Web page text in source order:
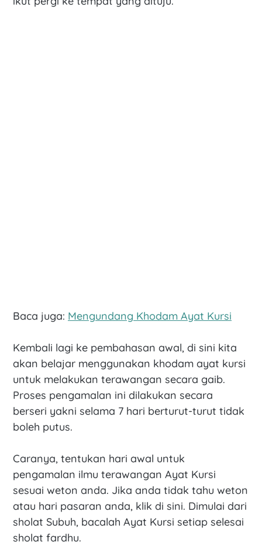
Baca juga: Mengundang Khodam Ayat Kursi
Kembali lagi ke pembahasan awal, di sini kita
akan belajar menggunakan khodam ayat kursi
untuk melakukan terawangan secara gaib.
Proses pengamalan ini dilakukan secara
berseri yakni selama 7 hari berturut-turut tidak
boleh putus.
Caranya, tentukan hari awal untuk
pengamalan ilmu terawangan Ayat Kursi
sesuai weton anda. Jika anda tidak tahu weton
atau hari pasaran anda, klik di sini. Dimulai dari
sholat Subuh, bacalah Ayat Kursi setiap selesai
sholat fardhu.